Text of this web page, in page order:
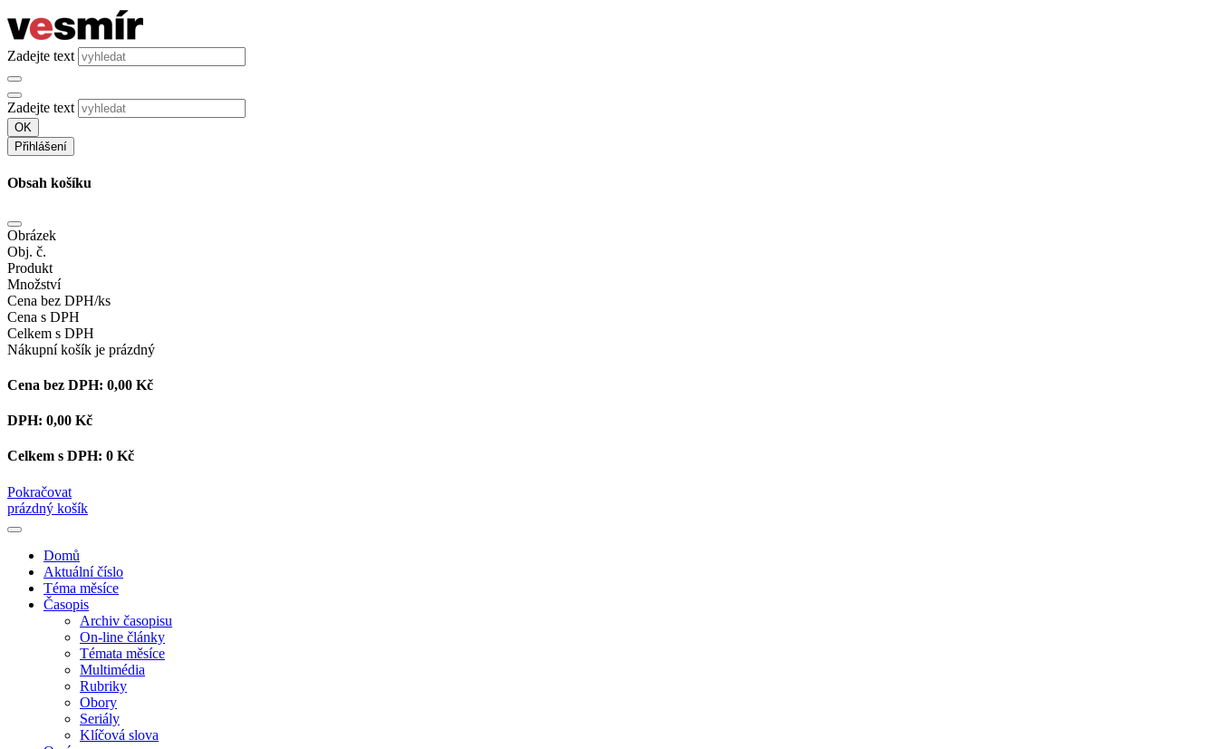
Zadejte text
Zadejte text
OK
Přihlášení
Obsah košíku
Obrázek
Obj. č.
Produkt
Množství
Cena bez DPH/ks
Cena s DPH
Celkem s DPH
Nákupní košík je prázdný
Cena bez DPH: 0,00 Kč
DPH: 0,00 Kč
Celkem s DPH: 0 Kč
Pokračovat
prázdný košík
Domů
Aktuální číslo
Téma měsíce
Časopis
Archiv časopisu
On-line články
Témata měsíce
Multimédia
Rubriky
Obory
Seriály
Klíčová slova